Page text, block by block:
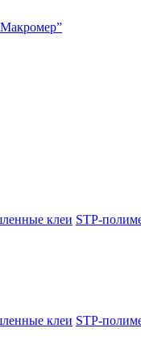
клеи STP-
клеи STP-